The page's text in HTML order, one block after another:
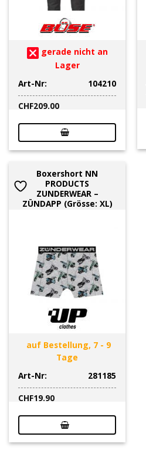
gerade nicht an
Lager
Art-Nr:
104210
CHF209.00
Boxershort NN
PRODUCTS
ZUNDERWEAR –
ZÜNDAPP (Grösse: XL)
auf Bestellung, 7 - 9
Tage
Art-Nr:
281185
CHF19.90